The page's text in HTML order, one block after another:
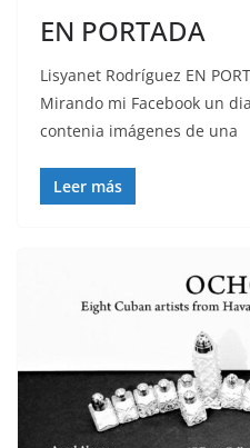
EN PORTADA
Lisyanet Rodríguez EN
Mirando mi Facebook un
contenia imágenes de una
Leer más